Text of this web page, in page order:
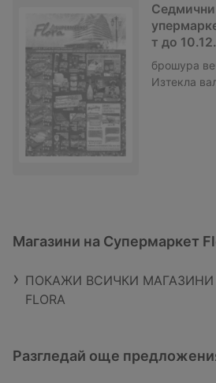
т до
брошура
Изтекла
Магазини на Супермаркет
ПОКАЖИ ВСИЧКИ МАГАЗИНИ
FLORA
Разгледай още